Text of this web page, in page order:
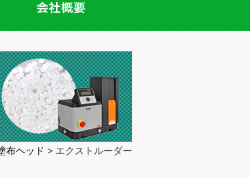
布ヘッド > エクストルーダー